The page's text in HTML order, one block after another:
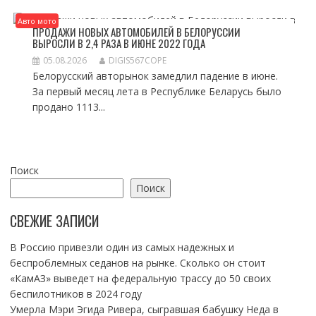
Авто мото
ПРОДАЖИ НОВЫХ АВТОМОБИЛЕЙ В БЕЛОРУССИИ
ВЫРОСЛИ В 2,4 РАЗА В ИЮНЕ 2022 ГОДА
05.08.2026 DIGIS567COPE
Белорусский авторынок замедлил падение в июне.
За первый месяц лета в Республике Беларусь было
продано 1113...
Поиск
Поиск
СВЕЖИЕ ЗАПИСИ
В Россию привезли один из самых надежных и
беспроблемных седанов на рынке. Сколько он стоит
«КамАЗ» выведет на федеральную трассу до 50 своих
беспилотников в 2024 году
Умерла Мэри Эгида Ривера, сыгравшая бабушку Неда в